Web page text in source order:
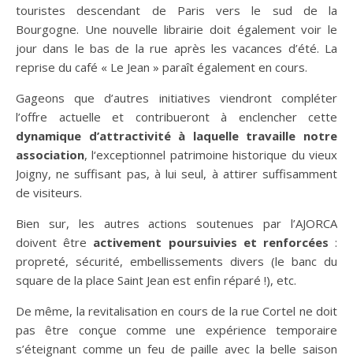
touristes descendant de Paris vers le sud de la
Bourgogne. Une nouvelle librairie doit également voir le
jour dans le bas de la rue après les vacances d’été. La
reprise du café « Le Jean » paraît également en cours.
Gageons que d’autres initiatives viendront compléter
l’offre actuelle et contribueront à enclencher cette
dynamique d’attractivité à laquelle travaille notre
association, l‘exceptionnel patrimoine historique du vieux
Joigny, ne suffisant pas, à lui seul, à attirer suffisamment
de visiteurs.
Bien sur, les autres actions soutenues par l’AJORCA
doivent être activement poursuivies et renforcées :
propreté, sécurité, embellissements divers (le banc du
square de la place Saint Jean est enfin réparé !), etc.
De même, la revitalisation en cours de la rue Cortel ne doit
pas être conçue comme une expérience temporaire
s’éteignant comme un feu de paille avec la belle saison